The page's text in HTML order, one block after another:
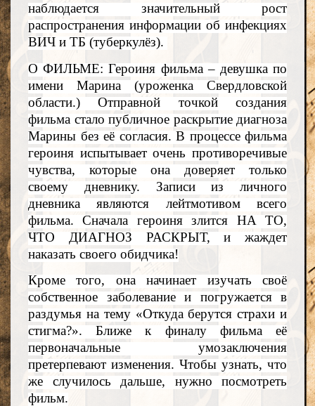
наблюдается значительный рост
распространения информации об инфекциях
ВИЧ и ТБ (туберкулёз).
О ФИЛЬМЕ: Героиня фильма – девушка по
имени Марина (уроженка Свердловской
области.) Отправной точкой создания
фильма стало публичное раскрытие диагноза
Марины без её согласия. В процессе фильма
героиня испытывает очень противоречивые
чувства, которые она доверяет только
своему дневнику. Записи из личного
дневника являются лейтмотивом всего
фильма. Сначала героиня злится НА ТО,
ЧТО ДИАГНОЗ РАСКРЫТ, и жаждет
наказать своего обидчика!
Кроме того, она начинает изучать своё
собственное заболевание и погружается в
раздумья на тему «Откуда берутся страхи и
стигма?». Ближе к финалу фильма её
первоначальные умозаключения
претерпевают изменения. Чтобы узнать, что
же случилось дальше, нужно посмотреть
фильм.